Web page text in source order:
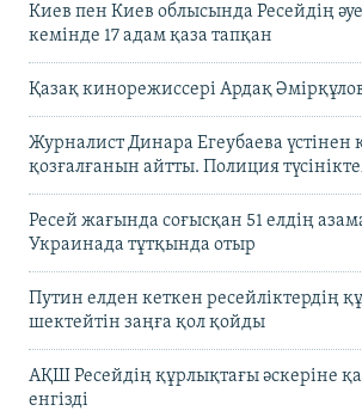
Киев пен Киев облысында Ресейдің
кемінде 17 адам қаза тапқан
Қазақ кинорежиссері Ардақ
Журналист Динара Егеубаева үстінен
қозғалғанын айтты. Полиция
Ресей жағында соғысқан 51 елдің
Украинада тұтқында отыр
Путин елден кеткен ресейліктердің
шектейтін заңға қол қойды
АҚШ Ресейдің құрлықтағы әскеріне
енгізді